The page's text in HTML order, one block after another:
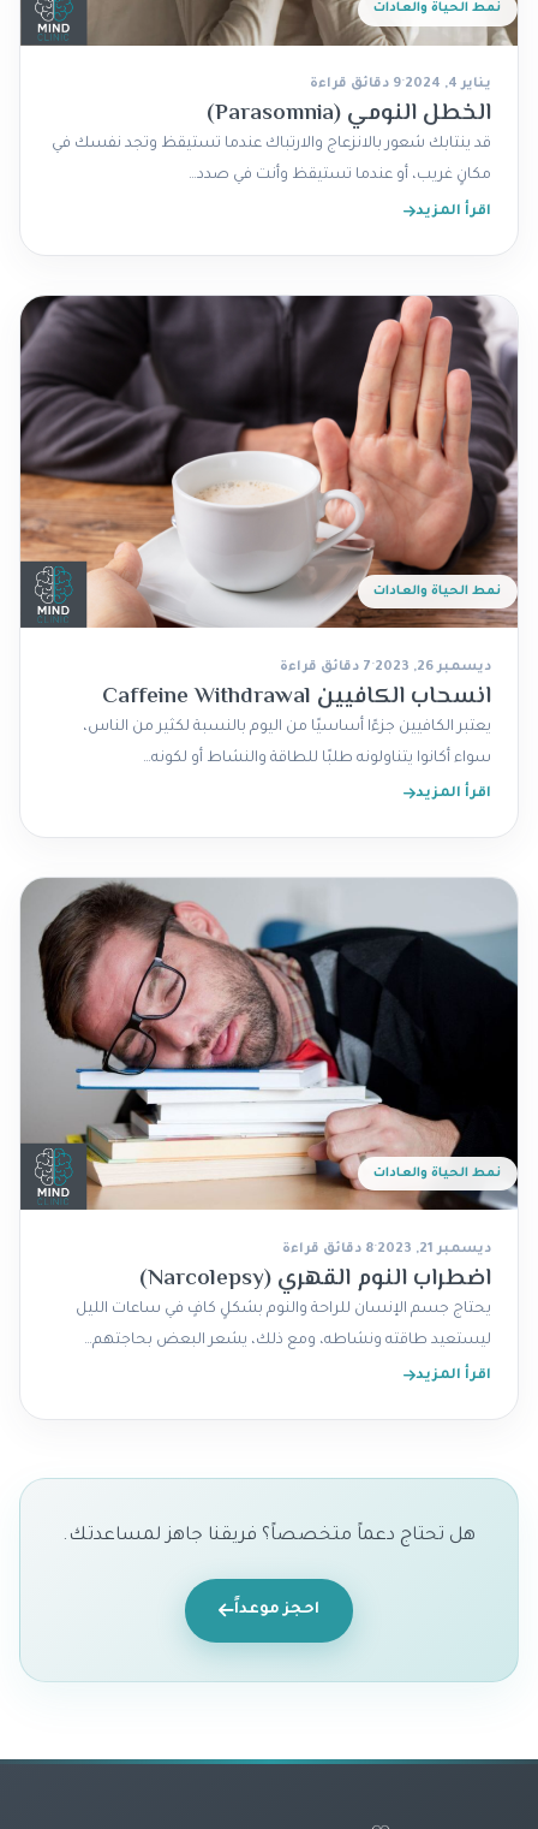
نمط الحياة والعادات
يناير 4, 2024 ·9 دقائق قراءة
الخطل النومي (Parasomnia)
قد ينتابك شعور بالانزعاج والارتباك عندما تستيقظ وتجد نفسك في
مكانٍ غريب، أو عندما تستيقظ وأنت في صدد…
اقرأ المزيد
نمط الحياة والعادات
ديسمبر 26, 2023 ·7 دقائق قراءة
انسحاب الكافيين Caffeine Withdrawal
يعتبر الكافيين جزءًا أساسيًا من اليوم بالنسبة لكثير من الناس،
سواء أكانوا يتناولونه طلبًا للطاقة والنشاط أو لكونه…
اقرأ المزيد
نمط الحياة والعادات
ديسمبر 21, 2023 ·8 دقائق قراءة
اضطراب النوم القهري (Narcolepsy)
يحتاج جسم الإنسان للراحة والنوم بشكلٍ كافٍ في ساعات الليل
ليستعيد طاقته ونشاطه، ومع ذلك، يشعر البعض بحاجتهم…
اقرأ المزيد
هل تحتاج دعماً متخصصاً؟ فريقنا جاهز لمساعدتك.
احجز موعداً